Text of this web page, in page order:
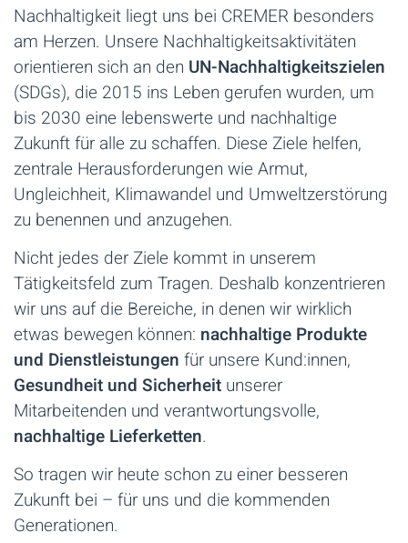
Nachhaltigkeit liegt uns bei CREMER besonders
am Herzen. Unsere Nachhaltigkeitsaktivitäten
orientieren sich an den UN-Nachhaltigkeitszielen
(SDGs), die 2015 ins Leben gerufen wurden, um
bis 2030 eine lebenswerte und nachhaltige
Zukunft für alle zu schaffen. Diese Ziele helfen,
zentrale Herausforderungen wie Armut,
Ungleichheit, Klimawandel und Umweltzerstörung
zu benennen und anzugehen.
Nicht jedes der Ziele kommt in unserem
Tätigkeitsfeld zum Tragen. Deshalb konzentrieren
wir uns auf die Bereiche, in denen wir wirklich
etwas bewegen können: nachhaltige Produkte
und Dienstleistungen für unsere Kund:innen,
Gesundheit und Sicherheit unserer
Mitarbeitenden und verantwortungsvolle,
nachhaltige Lieferketten.
So tragen wir heute schon zu einer besseren
Zukunft bei – für uns und die kommenden
Generationen.